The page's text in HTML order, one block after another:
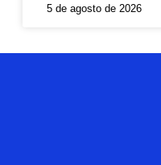
5 de agosto de 2026